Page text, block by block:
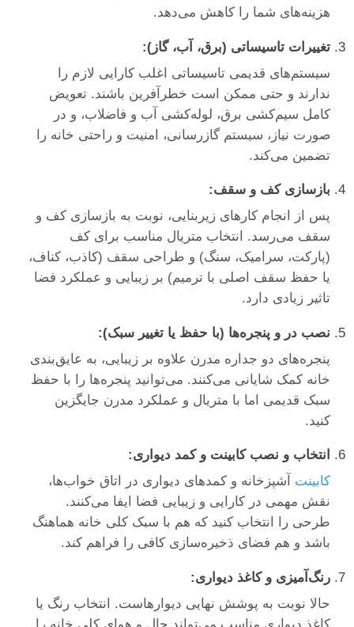
هزینه‌های شما را کاهش می‌دهد.
تغییرات تاسیساتی (برق، آب، گاز):
سیستم‌های قدیمی تاسیساتی اغلب کارایی لازم را
ندارند و حتی ممکن است خطرآفرین باشند. تعویض
کامل سیم‌کشی برق، لوله‌کشی آب و فاضلاب، و در
صورت نیاز، سیستم گازرسانی، امنیت و راحتی خانه را
تضمین می‌کند.
بازسازی کف و سقف:
پس از انجام کارهای زیربنایی، نوبت به بازسازی کف و
سقف می‌رسد. انتخاب متریال مناسب برای کف
(پارکت، سرامیک، سنگ) و طراحی سقف (کاذب، کناف،
یا حفظ سقف اصلی با ترمیم) بر زیبایی و عملکرد فضا
تاثیر زیادی دارد.
نصب در و پنجره‌ها (با حفظ یا تغییر سبک):
پنجره‌های دو جداره مدرن علاوه بر زیبایی، به عایق‌بندی
خانه کمک شایانی می‌کنند. می‌توانید پنجره‌ها را با حفظ
سبک قدیمی اما با متریال و عملکرد مدرن جایگزین
کنید.
انتخاب و نصب کابینت و کمد دیواری:
کابینت آشپزخانه و کمدهای دیواری در اتاق خواب‌ها،
نقش مهمی در کارایی و زیبایی فضا ایفا می‌کنند.
طرحی را انتخاب کنید که هم با سبک کلی خانه هماهنگ
باشد و هم فضای ذخیره‌سازی کافی را فراهم کند.
رنگ‌آمیزی و کاغذ دیواری:
حالا نوبت به پوشش نهایی دیوارهاست. انتخاب رنگ یا
کاغذ دیواری مناسب می‌تواند حال و هوای کلی خانه را